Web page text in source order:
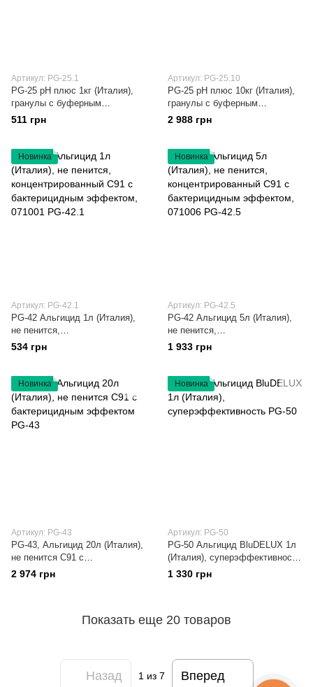
Артикул: PG-25.1
PG-25 рН плюс 1кг (Италия),
гранулы с буферным
эффектом PG-25.1
511 грн
Артикул: PG-25.10
PG-25 рН плюс 10кг (Италия),
гранулы с буферным
эффектом, 063025 PG-25.10
2 988 грн
Новинка
Артикул: PG-42.1
PG-42 Альгицид 1л (Италия),
не пенится,
концентрированный С91 с
бактерицидным эффектом,
534 грн
Новинка
Артикул: PG-42.5
PG-42 Альгицид 5л (Италия),
не пенится,
концентрированный С91 с
бактерицидным эффектом,
1 933 грн
Новинка
Артикул: PG-43
PG-43, Альгицид 20л (Италия),
не пенится С91 с
бактерицидным эффектом PG-
2 974 грн
Новинка
Артикул: PG-50
PG-50 Альгицид BluDELUX 1л
(Италия), суперэффективность
PG-50
1 330 грн
Показать еще 20 товаров
Назад 1 из 7 Вперед